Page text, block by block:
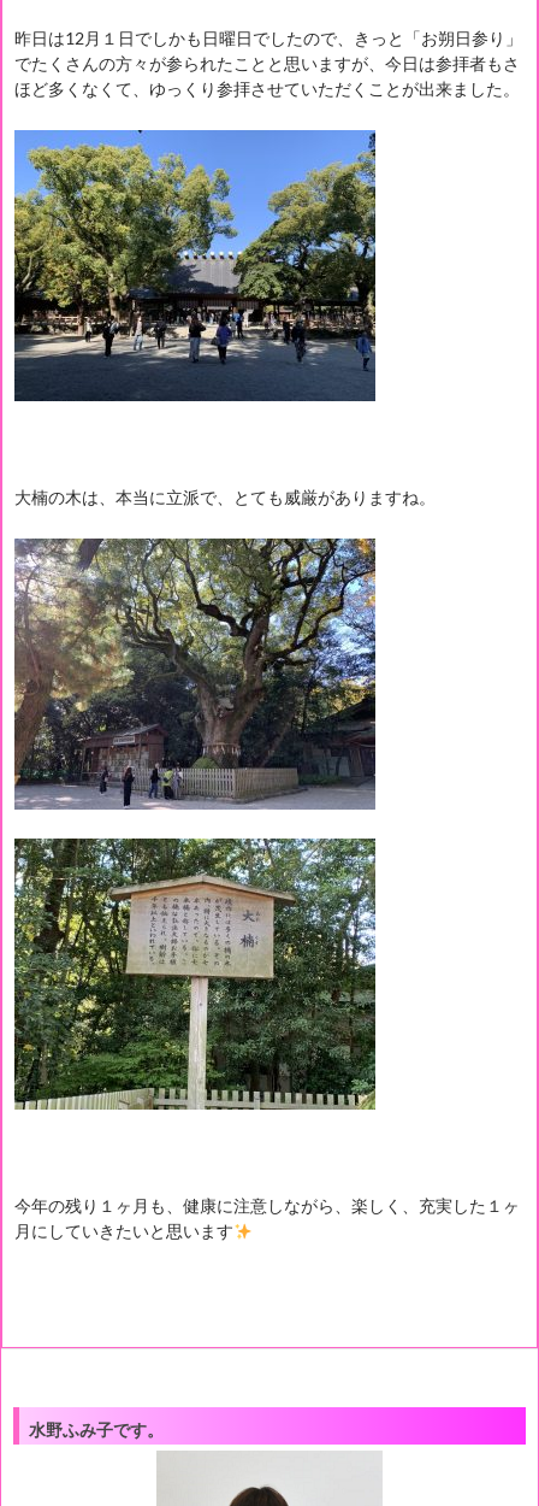
昨日は12月１日でしかも日曜日でしたので、きっと「お朔日参り」
でたくさんの方々が参られたことと思いますが、今日は参拝者もさ
ほど多くなくて、ゆっくり参拝させていただくことが出来ました。
大楠の木は、本当に立派で、とても威厳がありますね。
今年の残り１ヶ月も、健康に注意しながら、楽しく、充実した１ヶ
月にしていきたいと思います
水野ふみ子です。